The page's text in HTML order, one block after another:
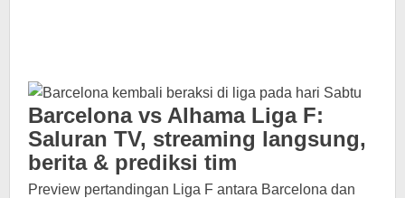
Barcelona vs Alhama Liga F:
Saluran TV, streaming langsung,
berita & prediksi tim
Preview pertandingan Liga F antara Barcelona dan